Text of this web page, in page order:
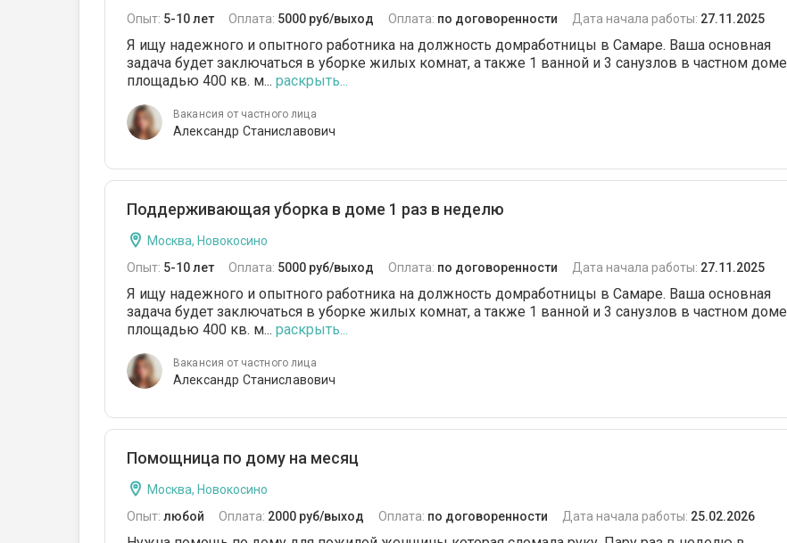
Опыт: 5-10 лет Оплата: 5000 руб/выход Оплата: по договоренности Дата начала работы: 27.11.2025
Я ищу надежного и опытного работника на должность домработницы в Самаре. Ваша основная
задача будет заключаться в уборке жилых комнат, а также 1 ванной и 3 санузлов в частном доме
площадью 400 кв. м... раскрыть...
Вакансия от частного лица
Александр Станиславович
Поддерживающая уборка в доме 1 раз в неделю
Москва, Новокосино
Опыт: 5-10 лет Оплата: 5000 руб/выход Оплата: по договоренности Дата начала работы: 27.11.2025
Я ищу надежного и опытного работника на должность домработницы в Самаре. Ваша основная
задача будет заключаться в уборке жилых комнат, а также 1 ванной и 3 санузлов в частном доме
площадью 400 кв. м... раскрыть...
Вакансия от частного лица
Александр Станиславович
Помощница по дому на месяц
Москва, Новокосино
Опыт: любой Оплата: 2000 руб/выход Оплата: по договоренности Дата начала работы: 25.02.2026